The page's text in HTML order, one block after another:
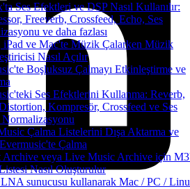
Ses Efektleri ve DSP Nasıl Kullanılır:
Freeverb, Crossfeed, Echo, Ses
ve daha fazlası
iPad ve Mac'te Müzik Çalarken Müzik
Nasıl Açılır
Boşluksuz Çalmayı Etkinleştirme ve
Ses Efektlerini Kullanma: Reverb,
Kompresör, Crossfeed ve Ses
Çalma Listelerini Dışa Aktarma ve
Çalma
Archive veya Live Music Archive için
Nasıl Oluşturulur
sunucusu kullanarak Mac / PC /